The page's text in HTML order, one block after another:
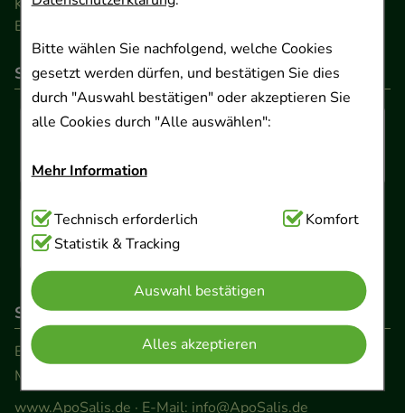
Bitte wählen Sie nachfolgend, welche Cookies
gesetzt werden dürfen, und bestätigen Sie dies
durch "Auswahl bestätigen" oder akzeptieren Sie
alle Cookies durch "Alle auswählen":
Mehr Information
Technisch Notwendig:Hierbei handelt es sich um
Cookies, die für die Grundfunktionen unserer
Website notwendig sind (z.B. Navigation,
Warenkorb, Kundenkonto), weshalb auf diese nicht
verzichtet werden kann.
Komfort:Diese Cookies werden genutzt um das
Einkaufserlebnis noch ansprechender zu gestalten,
Technisch erforderlich
Komfort
Statistik & Tracking
Auswahl bestätigen
Alles akzeptieren
Kontakt
Barrierefreiheitserklärung
So können Sie bezahlen
So erreichen Sie uns
Beratung und Kundenservice:
Montag - Freitag von 9.00 bis 17.00 Uhr
www.ApoSalis.de · E-Mail: info@ApoSalis.de